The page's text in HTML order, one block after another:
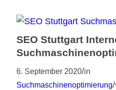
SEO Stuttgart
6. September 2020/in
Suchmaschinenoptimierung/